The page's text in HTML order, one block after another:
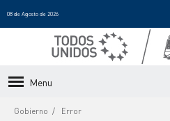
08 de Agosto de 2026
Menu
Gobierno Error